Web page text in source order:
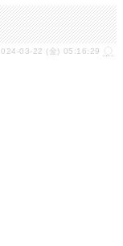
03-22 (金) 05:16:29